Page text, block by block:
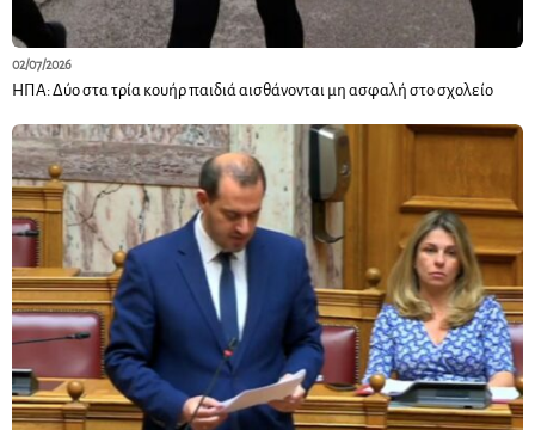
02/07/2026
ΗΠΑ: Δύο στα τρία κουήρ παιδιά αισθάνονται μη ασφαλή στο σχολείο